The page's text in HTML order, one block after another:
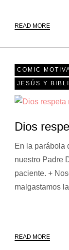
READ MORE
COMIC
JESÚS Y
Dios
En la parábola
nuestro Padre
paciente. +
malgastamos
READ MORE